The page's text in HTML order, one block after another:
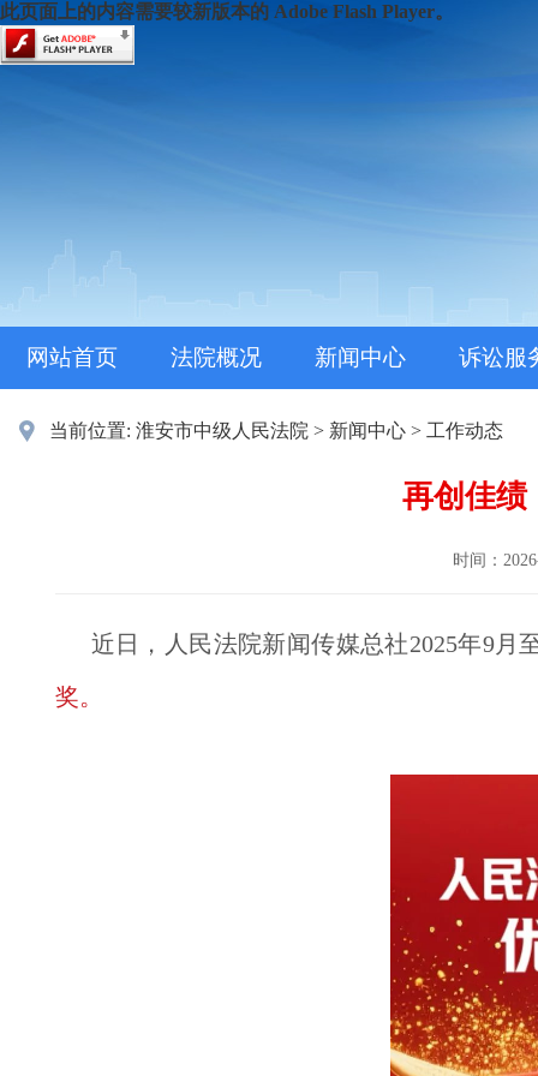
此页面上的内容需要较新版本的 Adobe Flash Player。
网站首页 法院概况 新闻中心 诉讼服
当前位置: 淮安市中级人民法院 > 新闻中心 > 工作动态
再创佳绩
时间：
近日，人民法院新闻传媒总社2025年9月
奖。